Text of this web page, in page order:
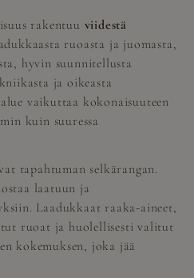
rakentuu viidestä
ruoasta ja juomasta,
hyvin suunnitellusta
ja oikeasta
vaikuttaa kokonaisuuteen
kuin suuressa
tapahtuman selkärangan.
laatuun ja
Laadukkaat raaka-aineet,
ruoat ja huolellisesti valitut
kokemuksen, joka jää